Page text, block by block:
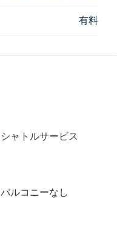
有料
シャトルサービス
バルコニーなし